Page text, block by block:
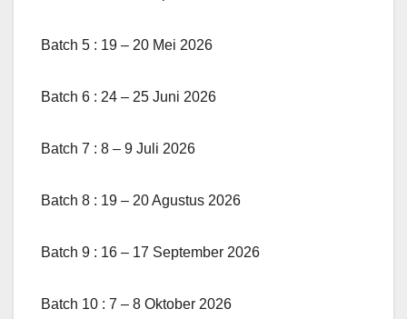
Batch 5 : 19 – 20 Mei 2026
Batch 6 : 24 – 25 Juni 2026
Batch 7 : 8 – 9 Juli 2026
Batch 8 : 19 – 20 Agustus 2026
Batch 9 : 16 – 17 September 2026
Batch 10 : 7 – 8 Oktober 2026